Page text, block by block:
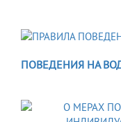
ПОВЕДЕНИЯ НА